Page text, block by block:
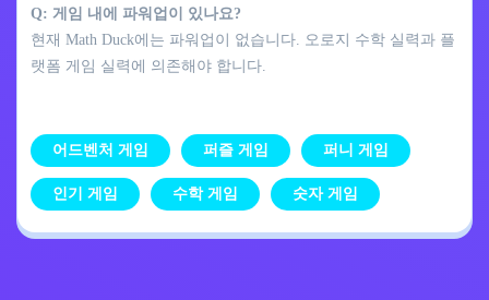
Q: 게임 내에 파워업이 있나요?
현재 Math Duck에는 파워업이 없습니다. 오로지 수학 실력과 플
랫폼 게임 실력에 의존해야 합니다.
어드벤처 게임 퍼즐 게임 퍼니 게임
인기 게임 수학 게임 숫자 게임